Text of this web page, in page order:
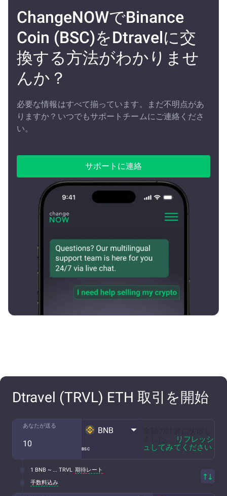
ChangeNOWでBinance
Coin (BSC)をDtravelに交
換する方法がわかりませ
んか？
必要な情報はすべて揃っています。まだ不明点があ
りますか？いつでもサポートチームにご連絡くださ
い。
サポートに連絡
Dtravel (TRVL) ETH 取引を開始
あなたが送る
BSC
BNB
リフレッシ
ュしてみてください
1 BNB ~ ... TRVL 期待レート
手数料込み